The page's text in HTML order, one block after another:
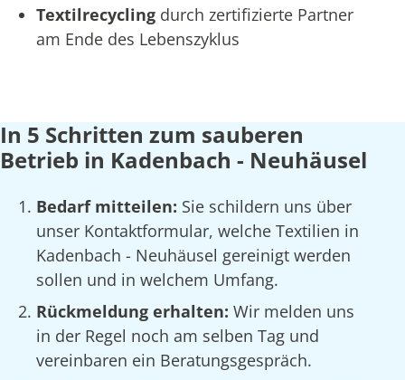
Textilrecycling durch zertifizierte Partner
am Ende des Lebenszyklus
In 5 Schritten zum sauberen
Betrieb in Kadenbach - Neuhäusel
Bedarf mitteilen: Sie schildern uns über
unser Kontaktformular, welche Textilien in
Kadenbach - Neuhäusel gereinigt werden
sollen und in welchem Umfang.
Rückmeldung erhalten: Wir melden uns
in der Regel noch am selben Tag und
vereinbaren ein Beratungsgespräch.